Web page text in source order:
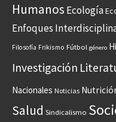
Humanos Ecología
Enfoques
Filosofía Frikismo Fútbol género
Investigación
Nacionales Noticias
Salud Sindicalismo